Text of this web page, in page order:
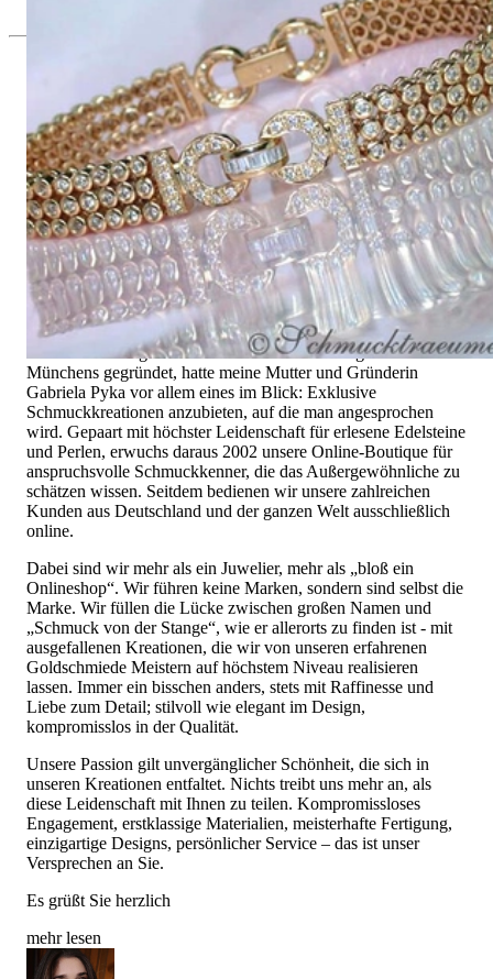
Exklusiver Schmuck, Leidenschaft für
das Außergewöhnliche
Hochwertiger Schmuck ist vor allem eine Frage des
Vertrauens. Zugleich sollte er so einzigartig sein wie die Frau,
die ihn trägt. Schmuck „von der Stange“ werden Sie daher bei
uns ebenso wenig finden wie Hotlines mit langen
Warteschleifen.
Hochwertiger Schmuck ist mehr als „nur ein Accessoire“ - das
ist nicht nur unsere Überzeugung, sondern auch der Gedanke,
mit dem alles begann. 1995 als kleines Juweliergeschäft nahe
Münchens gegründet, hatte meine Mutter und Gründerin
Gabriela Pyka vor allem eines im Blick: Exklusive
Schmuckkreationen anzubieten, auf die man angesprochen
wird. Gepaart mit höchster Leidenschaft für erlesene Edelsteine
und Perlen, erwuchs daraus 2002 unsere Online-Boutique für
anspruchsvolle Schmuckkenner, die das Außergewöhnliche zu
schätzen wissen. Seitdem bedienen wir unsere zahlreichen
Kunden aus Deutschland und der ganzen Welt ausschließlich
online.
Dabei sind wir mehr als ein Juwelier, mehr als „bloß ein
Onlineshop“. Wir führen keine Marken, sondern sind selbst die
Marke. Wir füllen die Lücke zwischen großen Namen und
„Schmuck von der Stange“, wie er allerorts zu finden ist - mit
ausgefallenen Kreationen, die wir von unseren erfahrenen
Goldschmiede Meistern auf höchstem Niveau realisieren
lassen. Immer ein bisschen anders, stets mit Raffinesse und
Liebe zum Detail; stilvoll wie elegant im Design,
kompromisslos in der Qualität.
Unsere Passion gilt unvergänglicher Schönheit, die sich in
unseren Kreationen entfaltet. Nichts treibt uns mehr an, als
diese Leidenschaft mit Ihnen zu teilen. Kompromissloses
Engagement, erstklassige Materialien, meisterhafte Fertigung,
einzigartige Designs, persönlicher Service – das ist unser
Versprechen an Sie.
Es grüßt Sie herzlich
mehr lesen